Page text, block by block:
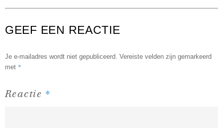
GEEF EEN REACTIE
Je e-mailadres wordt niet gepubliceerd. Vereiste velden zijn gemarkeerd
met *
Reactie *